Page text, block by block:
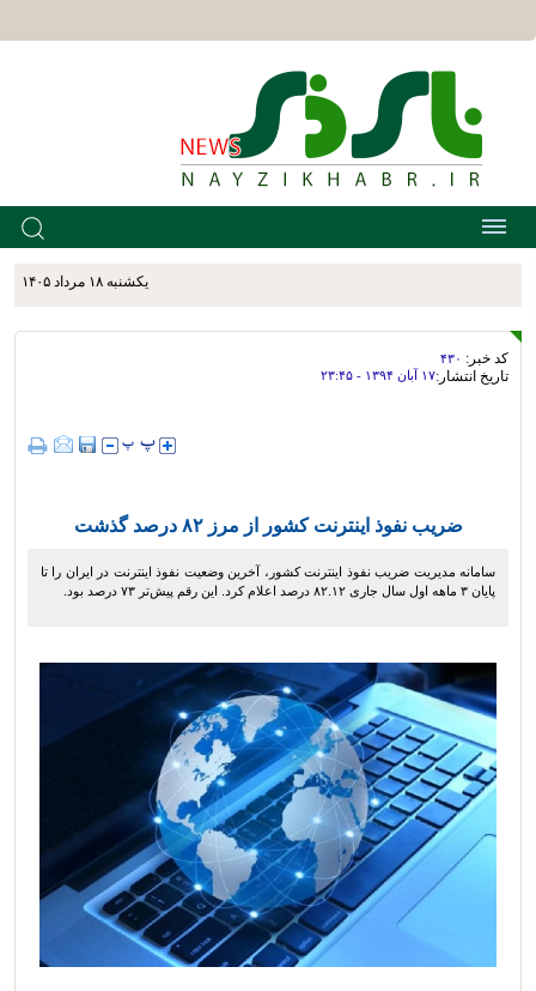
يکشنبه ۱۸ مرداد ۱۴۰۵
کد خبر: ۴۳۰
تاریخ انتشار:۱۷ آبان ۱۳۹۴ - ۲۳:۴۵
ضریب نفوذ اینترنت کشور از مرز ۸۲ درصد گذشت
سامانه مدیریت ضریب نفوذ اینترنت کشور، آخرین وضعیت نفوذ اینترنت در ایران را تا
پایان ۳ ماهه اول سال جاری ۸۲.۱۲ درصد اعلام کرد. این رقم پیش‌تر ۷۳ درصد بود.